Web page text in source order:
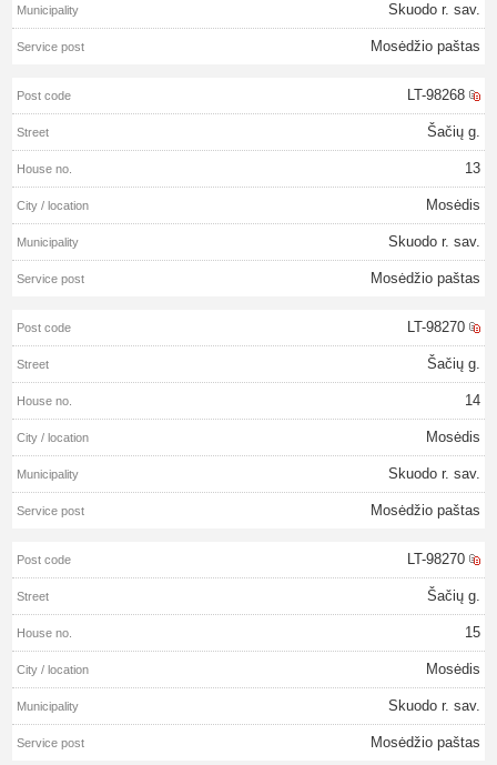
Skuodo r. sav.
Mosėdžio paštas
LT-98268
Šačių g.
13
Mosėdis
Skuodo r. sav.
Mosėdžio paštas
LT-98270
Šačių g.
14
Mosėdis
Skuodo r. sav.
Mosėdžio paštas
LT-98270
Šačių g.
15
Mosėdis
Skuodo r. sav.
Mosėdžio paštas